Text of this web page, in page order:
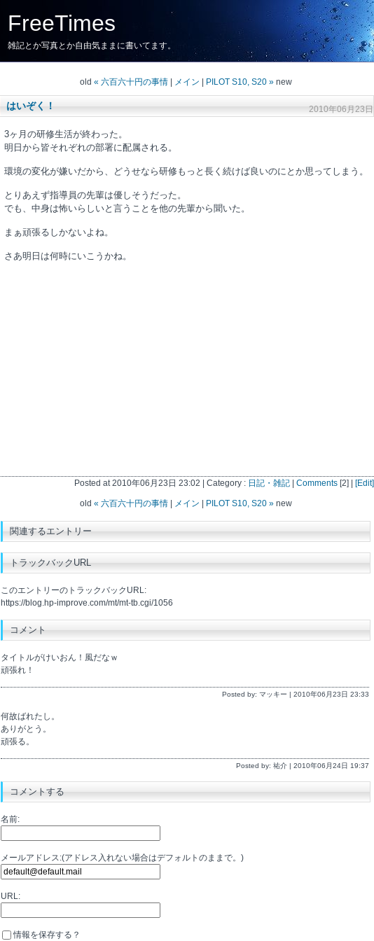
FreeTimes
雑記とか写真とか自由気ままに書いてます。
old « 六百六十円の事情| メイン PILOT S10, S20 »new
はいぞく！ 2010年06月23日
3ヶ月の研修生活が終わった。
明日から皆それぞれの部署に配属される。
環境の変化が嫌いだから、どうせなら研修もっと長く続けば良いのにとか思ってしまう。
とりあえず指導員の先輩は優しそうだった。
でも、中身は怖いらしいと言うことを他の先輩から聞いた。
まぁ頑張るしかないよね。
さあ明日は何時にいこうかね。
Posted at 2010年06月23日 23:02 | Category : 日記・雑記 Comments [2] | [Edit]
old « 六百六十円の事情| メイン PILOT S10, S20 »new
関連するエントリー
トラックバックURL
このエントリーのトラックバックURL:
https://blog.hp-improve.com/mt/mt-tb.cgi/1056
コメント
タイトルがけいおん！風だなｗ
頑張れ！
Posted by: マッキー | 2010年06月23日 23:33
何故ばれたし。
ありがとう。
頑張る。
Posted by: 祐介 | 2010年06月24日 19:37
コメントする
名前:
メールアドレス:(アドレス入れない場合はデフォルトのままで。)
URL:
情報を保存する？